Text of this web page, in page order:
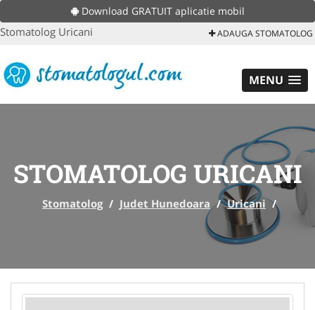
Download GRATUIT aplicatie mobil
Stomatolog Uricani ADAUGA STOMATOLOG
MENU
STOMATOLOG URICANI
Stomatolog / Judet Hunedoara / Uricani /